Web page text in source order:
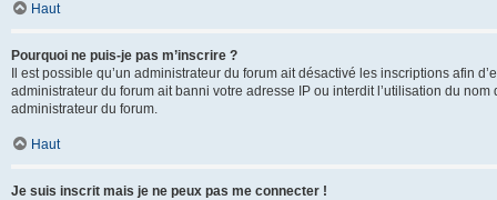
Haut
Pourquoi ne puis-je pas m’inscrire ?
Il est possible qu’un administrateur du forum ait désactivé les inscriptions afin
administrateur du forum ait banni votre adresse IP ou interdit l’utilisation du
administrateur du forum.
Haut
Je suis inscrit mais je ne peux pas me connecter !